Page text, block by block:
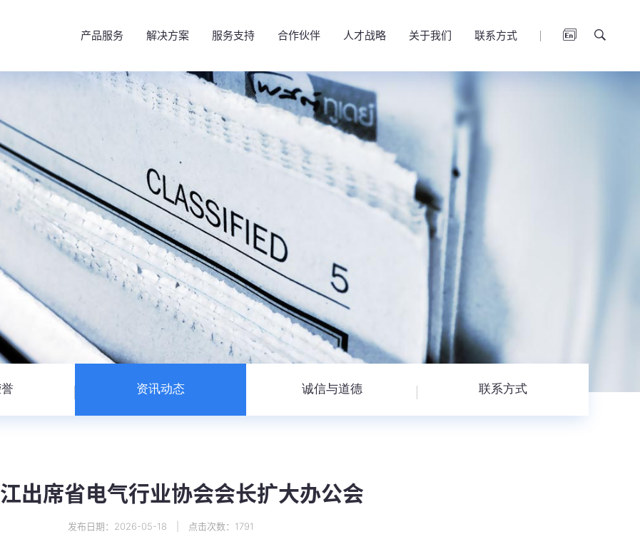
产品服务 解决方案 服务支持 合作伙伴 人才战略 关于我们 联系方式
资讯动态 诚信与道德 联系方式
出席省电气行业协会会长扩大办公会
发布日期：2026-05-18 | 点击次数：1791